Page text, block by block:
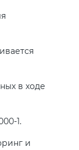
в ходе
1.
и